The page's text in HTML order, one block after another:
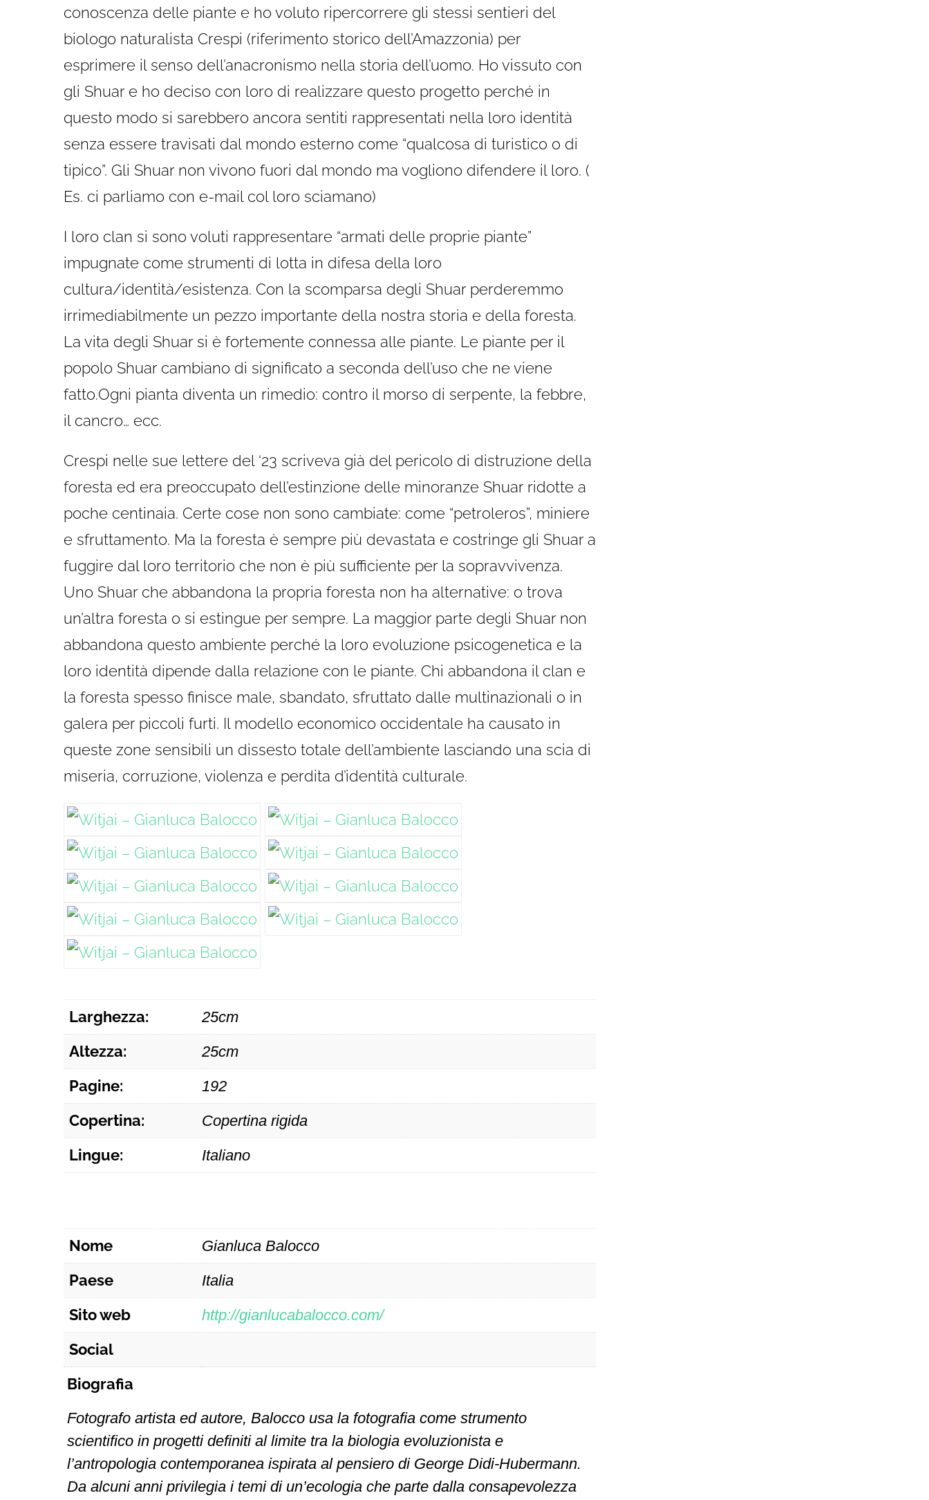
conoscenza delle piante e ho voluto ripercorrere gli stessi sentieri del
biologo naturalista Crespi (riferimento storico dell’Amazzonia) per
esprimere il senso dell’anacronismo nella storia dell’uomo. Ho vissuto con
gli Shuar e ho deciso con loro di realizzare questo progetto perché in
questo modo si sarebbero ancora sentiti rappresentati nella loro identità
senza essere travisati dal mondo esterno come “qualcosa di turistico o di
tipico”. Gli Shuar non vivono fuori dal mondo ma vogliono difendere il loro. (
Es. ci parliamo con e-mail col loro sciamano)
I loro clan si sono voluti rappresentare “armati delle proprie piante”
impugnate come strumenti di lotta in difesa della loro
cultura/identità/esistenza. Con la scomparsa degli Shuar perderemmo
irrimediabilmente un pezzo importante della nostra storia e della foresta.
La vita degli Shuar si è fortemente connessa alle piante. Le piante per il
popolo Shuar cambiano di significato a seconda dell’uso che ne viene
fatto.Ogni pianta diventa un rimedio: contro il morso di serpente, la febbre,
il cancro… ecc.
Crespi nelle sue lettere del ‘23 scriveva già del pericolo di distruzione della
foresta ed era preoccupato dell’estinzione delle minoranze Shuar ridotte a
poche centinaia. Certe cose non sono cambiate: come “petroleros”, miniere
e sfruttamento. Ma la foresta è sempre più devastata e costringe gli Shuar a
fuggire dal loro territorio che non è più sufficiente per la sopravvivenza.
Uno Shuar che abbandona la propria foresta non ha alternative: o trova
un’altra foresta o si estingue per sempre. La maggior parte degli Shuar non
abbandona questo ambiente perché la loro evoluzione psicogenetica e la
loro identità dipende dalla relazione con le piante. Chi abbandona il clan e
la foresta spesso finisce male, sbandato, sfruttato dalle multinazionali o in
galera per piccoli furti. Il modello economico occidentale ha causato in
queste zone sensibili un dissesto totale dell’ambiente lasciando una scia di
miseria, corruzione, violenza e perdita d’identità culturale.
Larghezza: 25cm
Altezza: 25cm
Pagine: 192
Copertina: Copertina rigida
Lingue: Italiano
Nome Gianluca Balocco
Paese Italia
Sito web http://gianlucabalocco.com/
Social
Biografia
Fotografo artista ed autore, Balocco usa la fotografia come strumento
scientifico in progetti definiti al limite tra la biologia evoluzionista e
l’antropologia contemporanea ispirata al pensiero di George Didi-Hubermann.
Da alcuni anni privilegia i temi di un’ecologia che parte dalla consapevolezza